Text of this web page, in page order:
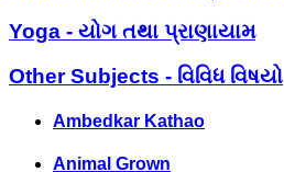
Yoga - યોગ તથા પ્રાણાયામ
Other Subjects - વિવિધ વિષયો
Ambedkar Kathao
Animal Grown